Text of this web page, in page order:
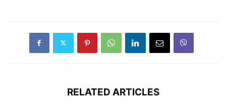
RELATED ARTICLES